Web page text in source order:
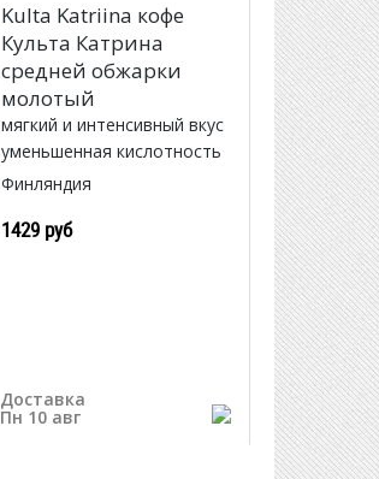
Kulta Katriina кофе
Культа Катрина
средней обжарки
молотый
мягкий и интенсивный вкус
уменьшенная кислотность
Финляндия
1429 руб
Доставка
Пн 10 авг